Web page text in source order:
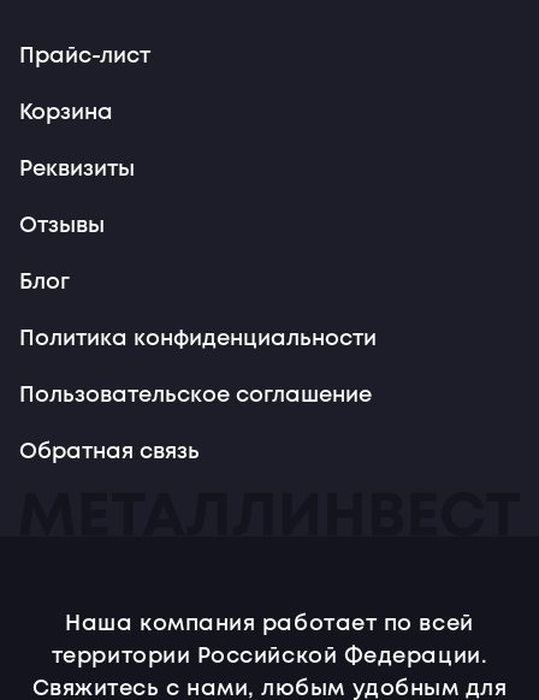
Прайс-лист
Корзина
Реквизиты
Отзывы
Блог
Политика конфиденциальности
Пользовательское соглашение
Обратная связь
Наша компания работает по всей
территории Российской Федерации.
Свяжитесь с нами, любым удобным для